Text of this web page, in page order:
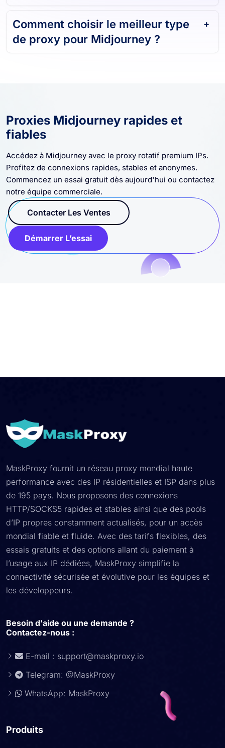
Comment choisir le meilleur type
de proxy pour Midjourney ?
Proxies Midjourney rapides et
fiables
Accédez à Midjourney avec le proxy rotatif premium IPs.
Profitez de connexions rapides, stables et anonymes.
Commencez un essai gratuit dès aujourd'hui ou contactez
notre équipe commerciale.
Contacter Les Ventes
Démarrer L’essai
MaskProxy fournit un réseau proxy mondial haute
performance avec des IP résidentielles et ISP dans plus
de 195 pays. Nous proposons des connexions
HTTP/SOCKS5 rapides et stables ainsi que des pools
d’IP propres constamment actualisés, pour un accès
mondial fiable et fluide. Avec des tarifs flexibles, des
essais gratuits et des options allant du paiement à
l’usage aux IP dédiées, MaskProxy simplifie la
connectivité sécurisée et évolutive pour les équipes et
les développeurs.
Besoin d'aide ou une demande ?
Contactez-nous :
E-mail : support@maskproxy.io
Telegram: @MaskProxy
WhatsApp: MaskProxy
Produits